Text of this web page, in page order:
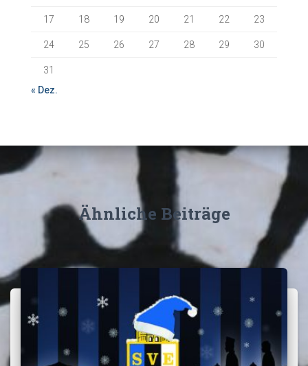
17 18 19 20 21 22 23
24 25 26 27 28 29 30
31
« Dez.
Ähnliche Beiträge